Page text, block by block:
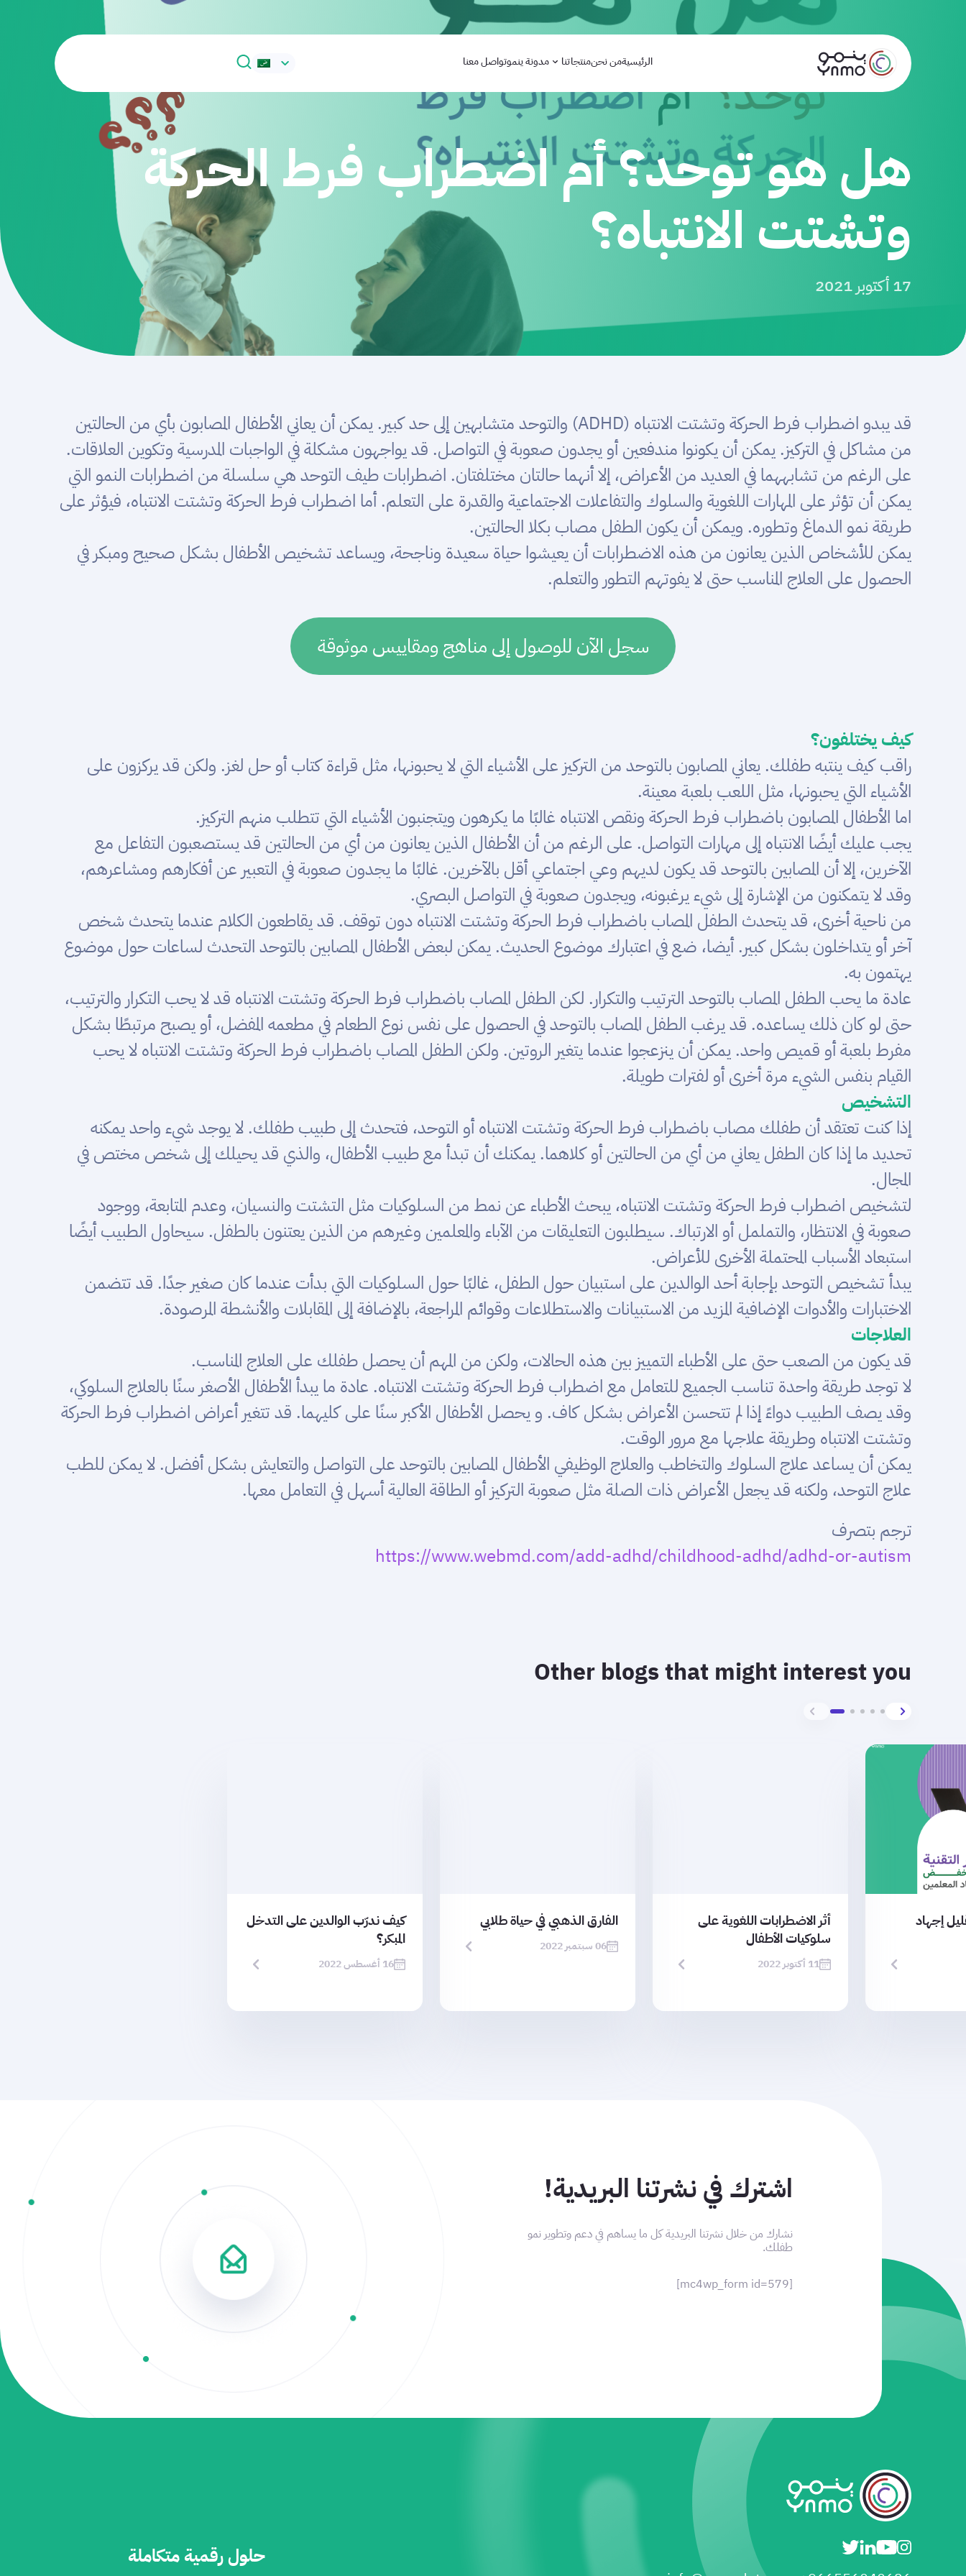
الرئيسيةمن نحنمنتجاتنا مدونة ينموتواصل معنا
هل هو توحد؟ أم اضطراب فرط الحركة
وتشتت الانتباه؟
17 أكتوبر 2021
قد يبدو اضطراب فرط الحركة وتشتت الانتباه (ADHD) والتوحد متشابهين إلى حد كبير. يمكن أن يعاني الأطفال المصابون بأي من الحالتين
من مشاكل في التركيز. يمكن أن يكونوا مندفعين أو يجدون صعوبة في التواصل. قد يواجهون مشكلة في الواجبات المدرسية وتكوين العلاقات.
على الرغم من تشابههما في العديد من الأعراض، إلا أنهما حالتان مختلفتان. اضطرابات طيف التوحد هي سلسلة من اضطرابات النمو التي
يمكن أن تؤثر على المهارات اللغوية والسلوك والتفاعلات الاجتماعية والقدرة على التعلم. أما اضطراب فرط الحركة وتشتت الانتباه، فيؤثر على
طريقة نمو الدماغ وتطوره. ويمكن أن يكون الطفل مصاب بكلا الحالتين.
يمكن للأشخاص الذين يعانون من هذه الاضطرابات أن يعيشوا حياة سعيدة وناجحة، ويساعد تشخيص الأطفال بشكل صحيح ومبكر في
الحصول على العلاج المناسب حتى لا يفوتهم التطور والتعلم.
سجل الآن للوصول إلى مناهج ومقاييس موثوقة
كيف يختلفون؟
راقب كيف ينتبه طفلك. يعاني المصابون بالتوحد من التركيز على الأشياء التي لا يحبونها، مثل قراءة كتاب أو حل لغز. ولكن قد يركزون على
الأشياء التي يحبونها، مثل اللعب بلعبة معينة.
اما الأطفال المصابون باضطراب فرط الحركة ونقص الانتباه غالبًا ما يكرهون ويتجنبون الأشياء التي تتطلب منهم التركيز.
يجب عليك أيضًا الانتباه إلى مهارات التواصل. على الرغم من أن الأطفال الذين يعانون من أي من الحالتين قد يستصعبون التفاعل مع
الآخرين، إلا أن المصابين بالتوحد قد يكون لديهم وعي اجتماعي أقل بالآخرين. غالبًا ما يجدون صعوبة في التعبير عن أفكارهم ومشاعرهم،
وقد لا يتمكنون من الإشارة إلى شيء يرغبونه، ويجدون صعوبة في التواصل البصري.
من ناحية أخرى، قد يتحدث الطفل المصاب باضطراب فرط الحركة وتشتت الانتباه دون توقف. قد يقاطعون الكلام عندما يتحدث شخص
آخر أو يتداخلون بشكل كبير. أيضا، ضع في اعتبارك موضوع الحديث. يمكن لبعض الأطفال المصابين بالتوحد التحدث لساعات حول موضوع
يهتمون به.
عادة ما يحب الطفل المصاب بالتوحد الترتيب والتكرار. لكن الطفل المصاب باضطراب فرط الحركة وتشتت الانتباه قد لا يحب التكرار والترتيب،
حتى لو كان ذلك يساعده. قد يرغب الطفل المصاب بالتوحد في الحصول على نفس نوع الطعام في مطعمه المفضل، أو يصبح مرتبطًا بشكل
مفرط بلعبة أو قميص واحد. يمكن أن ينزعجوا عندما يتغير الروتين. ولكن الطفل المصاب باضطراب فرط الحركة وتشتت الانتباه لا يحب
القيام بنفس الشيء مرة أخرى أو لفترات طويلة.
التشخيص
إذا كنت تعتقد أن طفلك مصاب باضطراب فرط الحركة وتشتت الانتباه أو التوحد، فتحدث إلى طبيب طفلك. لا يوجد شيء واحد يمكنه
تحديد ما إذا كان الطفل يعاني من أي من الحالتين أو كلاهما. يمكنك أن تبدأ مع طبيب الأطفال، والذي قد يحيلك إلى شخص مختص في
المجال.
لتشخيص اضطراب فرط الحركة وتشتت الانتباه، يبحث الأطباء عن نمط من السلوكيات مثل التشتت والنسيان، وعدم المتابعة، ووجود
صعوبة في الانتظار، والتململ أو الارتباك. سيطلبون التعليقات من الآباء والمعلمين وغيرهم من الذين يعتنون بالطفل. سيحاول الطبيب أيضًا
استبعاد الأسباب المحتملة الأخرى للأعراض.
يبدأ تشخيص التوحد بإجابة أحد الوالدين على استبيان حول الطفل، غالبًا حول السلوكيات التي بدأت عندما كان صغير جدًا. قد تتضمن
الاختبارات والأدوات الإضافية المزيد من الاستبيانات والاستطلاعات وقوائم المراجعة، بالإضافة إلى المقابلات والأنشطة المرصودة.
العلاجات
قد يكون من الصعب حتى على الأطباء التمييز بين هذه الحالات، ولكن من المهم أن يحصل طفلك على العلاج المناسب.
لا توجد طريقة واحدة تناسب الجميع للتعامل مع اضطراب فرط الحركة وتشتت الانتباه. عادة ما يبدأ الأطفال الأصغر سنًا بالعلاج السلوكي،
وقد يصف الطبيب دواءً إذا لم تتحسن الأعراض بشكل كاف. و يحصل الأطفال الأكبر سنًا على كليهما. قد تتغير أعراض اضطراب فرط الحركة
وتشتت الانتباه وطريقة علاجها مع مرور الوقت.
يمكن أن يساعد علاج السلوك والتخاطب والعلاج الوظيفي الأطفال المصابين بالتوحد على التواصل والتعايش بشكل أفضل. لا يمكن للطب
علاج التوحد، ولكنه قد يجعل الأعراض ذات الصلة مثل صعوبة التركيز أو الطاقة العالية أسهل في التعامل معها.
ترجم بتصرف
https://www.webmd.com/add-adhd/childhood-adhd/adhd-or-autism
Other blogs that might interest you
إجهاد
أثر الاضطرابات اللغوية على
سلوكيات الأطفال
11 أكتوبر 2022
الفارق الذهبي في حياة طلابي
06 سبتمبر 2022
كيف ندرّب الوالدين على التدخل
المبكر؟
16 أغسطس 2022
اشترك في نشرتنا البريدية!
نشارك من خلال نشرتنا البريدية كل ما يساهم في دعم وتطوير نمو
طفلك.
[mc4wp_form id=579]
حلول رقمية متكاملة